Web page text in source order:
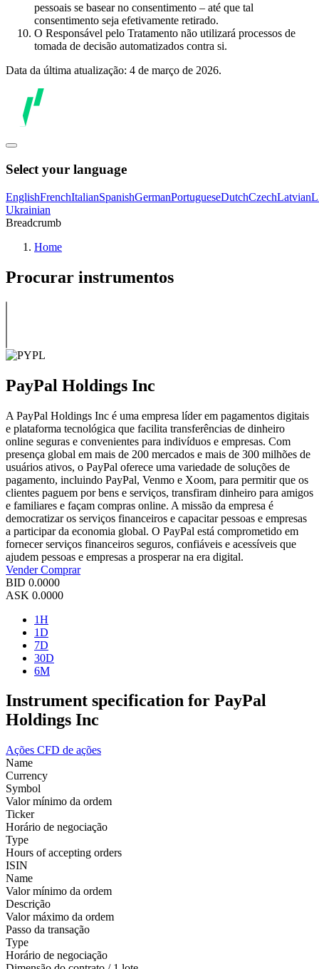
pessoais se basear no consentimento – até que tal
consentimento seja efetivamente retirado.
O Responsável pelo Tratamento não utilizará processos de
tomada de decisão automatizados contra si.
Data da última atualização: 4 de março de 2026.
Select your language
EnglishFrenchItalianSpanishGermanPortugueseDutchCzechLatvian
Ukrainian
Breadcrumb
Home
Procurar instrumentos
PayPal Holdings Inc
A PayPal Holdings Inc é uma empresa líder em pagamentos digitais
e plataforma tecnológica que facilita transferências de dinheiro
online seguras e convenientes para indivíduos e empresas. Com
presença global em mais de 200 mercados e mais de 300 milhões de
usuários ativos, o PayPal oferece uma variedade de soluções de
pagamento, incluindo PayPal, Venmo e Xoom, para permitir que os
clientes paguem por bens e serviços, transfiram dinheiro para amigos
e familiares e façam compras online. A missão da empresa é
democratizar os serviços financeiros e capacitar pessoas e empresas
a participar da economia global. O PayPal está comprometido em
fornecer serviços financeiros seguros, confiáveis e acessíveis que
ajudem pessoas e empresas a prosperar na era digital.
VenderComprar
BID 0.0000
ASK 0.0000
1H
1D
7D
30D
6M
Instrument specification for PayPal
Holdings Inc
Ações CFD de ações
Name
Currency
Symbol
Valor mínimo da ordem
Ticker
Horário de negociação
Type
Hours of accepting orders
ISIN
Name
Valor mínimo da ordem
Descrição
Valor máximo da ordem
Passo da transação
Type
Horário de negociação